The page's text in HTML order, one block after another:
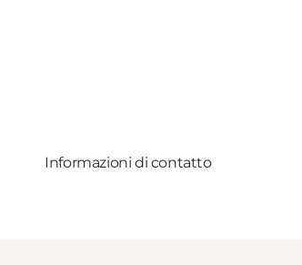
Informazioni di contatto